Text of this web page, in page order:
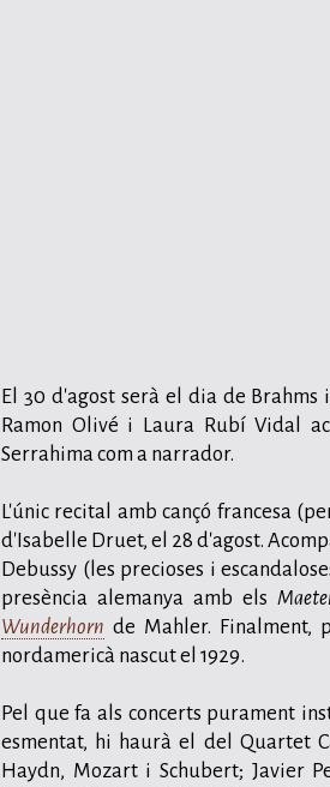
El 30 d'agost serà el dia de Brahms
Ramon Olivé i Laura Rubí Vidal
Serrahima com a narrador.
L'únic recital amb cançó francesa
d'Isabelle Druet, el 28 d'agost.
Debussy (les precioses i
presència alemanya amb els
Wunderhorn de Mahler. Finalment,
nordamericà nascut el 1929.
Pel que fa als concerts purament
esmentat, hi haurà el del Quartet
Haydn, Mozart i Schubert; Javier